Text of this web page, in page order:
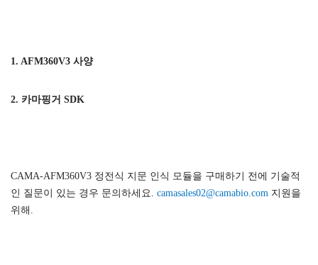
1. AFM360V3 사양
2. 카마핑거 SDK
CAMA-AFM360V3 정전식 지문 인식 모듈을 구매하기 전에 기술적
인 질문이 있는 경우 문의하세요. camasales02@camabio.com 지원을
위해.